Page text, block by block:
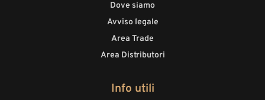
Dove siamo
Avviso legale
Area Trade
Area Distributori
Info utili